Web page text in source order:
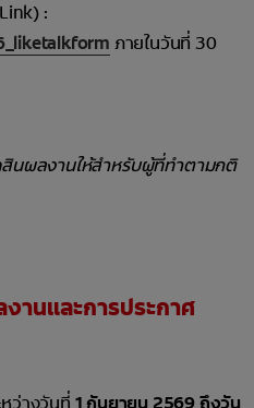
:
ภายในวันที่ 30
นผลงานให้สำหรับผู้ที่ทำตามกติ
านและการประกาศ
ว่างวันที่ 1 กันยายน 2569 ถึงวัน